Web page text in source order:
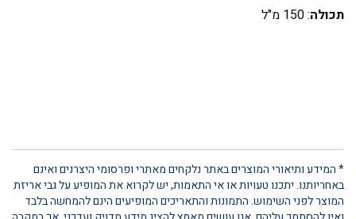
תכולה: 150 מ"ל
* המידע ותיאורי המוצרים באתר נלקחים מאתרי ופרסומי היצרנים ואינם
באחריותנו. יתכנו טעויות או אי התאמות, יש לקרוא את המופיע על גבי אריזת
המוצר לפני השימוש. התמונות והתאריכים המופיעים הינם להמחשה בלבד